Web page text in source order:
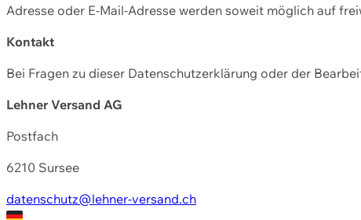
Adresse oder E-Mail-Adresse werden soweit möglich auf
Kontakt
Bei Fragen zu dieser Datenschutzerklärung oder der
Lehner Versand AG
Postfach
6210 Sursee
datenschutz@lehner-versand.ch